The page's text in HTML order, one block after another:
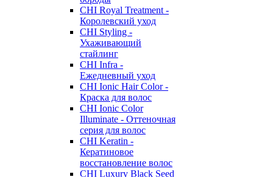
CHI Royal Treatment -
Королевский уход
CHI Styling -
Ухаживающий
стайлинг
CHI Infra -
Ежедневный уход
CHI Ionic Hair Color -
Краска для волос
CHI Ionic Color
Illuminate - Оттеночная
серия для волос
CHI Keratin -
Кератиновое
восстановление волос
CHI Luxury Black Seed